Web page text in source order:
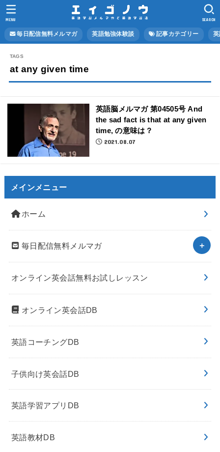
毎日配信無料メルマガ 英語勉強体験談 記事カテゴリー
SEARCH
MENU
at any given time
英語脳メルマガ 第04505号 And
the sad fact is that at any given
time, の意味は？
2021.08.07
メインメニュー
ホーム
毎日配信無料メルマガ
オンライン英会話無料お試しレッスン
オンライン英会話DB
英語コーチングDB
子供向け英会話DB
英語学習アプリDB
英語教材DB